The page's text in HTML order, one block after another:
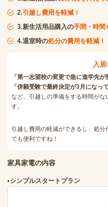
2.引越し費用を軽減！
3.新生活用品購入の手間・時間
4.退室時の処分の費用を軽減！
入
「第一志望校の変更で急に進学先が
「併願受験で最終決定が3月になっ
など、引越しの準備をする時間が
す。
引越し費用の軽減ができるし、処分
ても便利ですね！
家具家電の内容
•シンプルスタートプラン